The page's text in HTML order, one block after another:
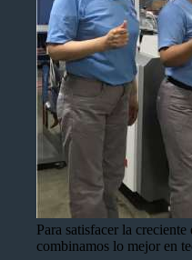
Para satisfacer la
combinamos lo mejor en